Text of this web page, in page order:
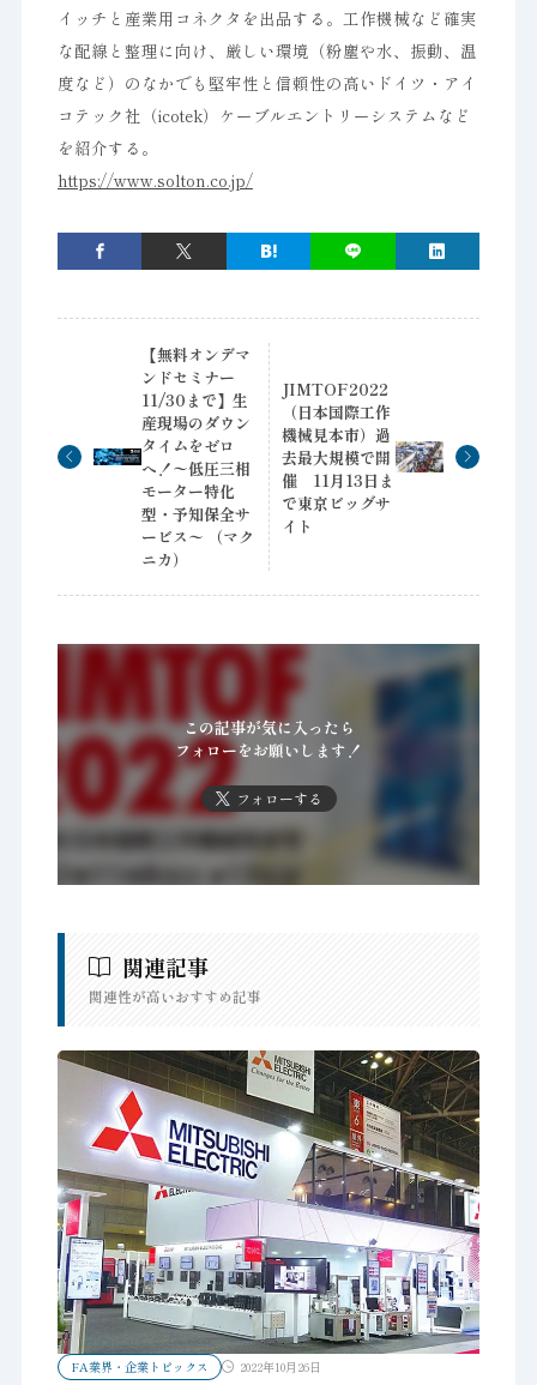
イッチと産業用コネクタを出品する。工作機械など確実
な配線と整理に向け、厳しい環境（粉塵や水、振動、温
度など）のなかでも堅牢性と信頼性の高いドイツ・アイ
コテック社（icotek）ケーブルエントリーシステムなど
を紹介する。
https://www.solton.co.jp/
【無料オンデマ
ンドセミナー
11/30まで】生
産現場のダウン
タイムをゼロ
へ！〜低圧三相
モーター特化
型・予知保全サ
ービス〜 （マク
ニカ）
JIMTOF2022
（日本国際工作
機械見本市）過
去最大規模で開
催 11月13日ま
で東京ビッグサ
イト
この記事が気に入ったら
フォローをお願いします！
フォローする
関連記事
関連性が高いおすすめ記事
FA業界・企業トピックス 2022年10月26日